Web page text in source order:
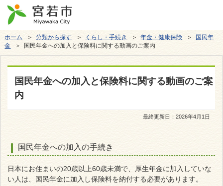
ホーム ＞分類から探す ＞ くらし・手続き ＞年金・健康保険 ＞
国民年
金 ＞ 国民年金への加入と保険料に関する動画のご案内
国民年金への加入と保険料に関する動画のご案
内
最終更新日：2026年4月1日
国民年金への加入の手続き
日本にお住まいの20歳以上60歳未満で、厚生年金に加入していな
い人は、国民年金に加入し保険料を納付する必要があります。